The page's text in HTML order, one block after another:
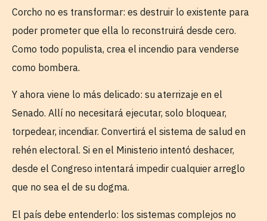
Corcho no es transformar: es destruir lo existente para
poder prometer que ella lo reconstruirá desde cero.
Como todo populista, crea el incendio para venderse
como bombera.
Y ahora viene lo más delicado: su aterrizaje en el
Senado. Allí no necesitará ejecutar, solo bloquear,
torpedear, incendiar. Convertirá el sistema de salud en
rehén electoral. Si en el Ministerio intentó deshacer,
desde el Congreso intentará impedir cualquier arreglo
que no sea el de su dogma.
El país debe entenderlo: los sistemas complejos no